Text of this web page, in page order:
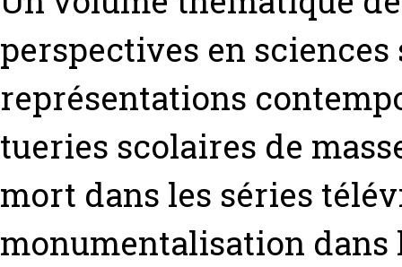
perspectives en
représentations
tueries scolaires de
mort dans les séries
monumentalisation